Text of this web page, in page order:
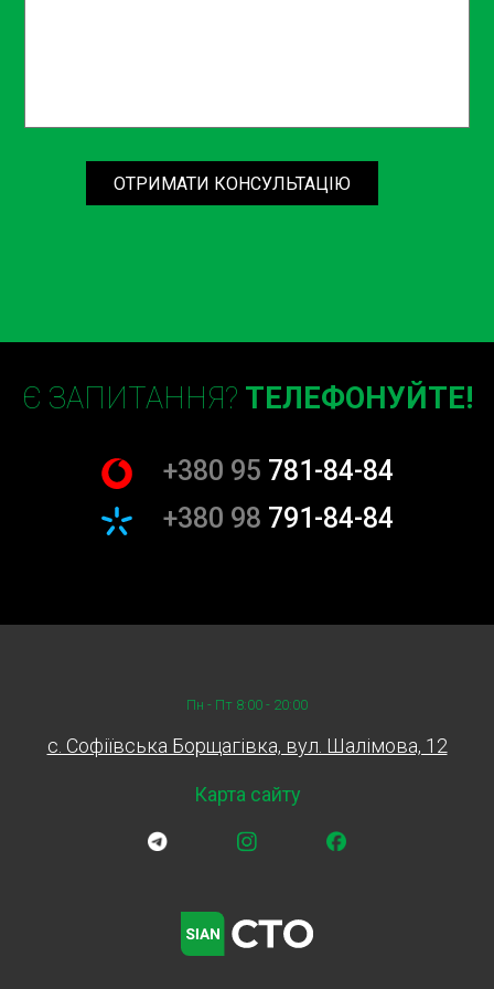
тільки про вашу безпеку, а й про економію на майбутніх
Не зволікайте! Запишіться на заміну головного циліндру
сьогодні. Наші спеціалісти готові надати вам якісне
детальної консультації – ми завжди раді допомогти.
професіоналізмі та надійності!
ОТРИМАТИ КОНСУЛЬТАЦІЮ
Є ЗАПИТАННЯ? ТЕЛЕФОНУЙТЕ!
+380 95 781-84-84
+380 98 791-84-84
Пн - Пт 8:00 - 20:00
c. Софіївська Борщагівка, вул. Шалімова, 12
Карта сайту